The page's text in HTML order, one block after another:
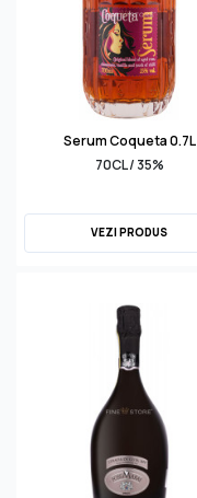
Serum Coqueta 0.7L
70CL / 35%
VEZI PRODUS